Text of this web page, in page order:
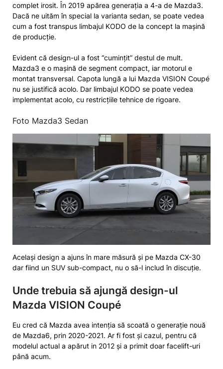
complet irosit. În 2019 apărea generația a 4-a de Mazda3.
Dacă ne uităm în special la varianta sedan, se poate vedea
cum a fost transpus limbajul KODO de la concept la mașină
de producție.
Evident că design-ul a fost “cumințit” destul de mult.
Mazda3 e o mașină de segment compact, iar motorul e
montat transversal. Capota lungă a lui Mazda VISION Coupé
nu se justifică acolo. Dar limbajul KODO se poate vedea
implementat acolo, cu restricțiile tehnice de rigoare.
Foto Mazda3 Sedan
Același design a ajuns în mare măsură și pe Mazda CX-30
dar fiind un SUV sub-compact, nu o să-l includ în discuție.
Unde trebuia să ajungă design-ul
Mazda VISION Coupé
Eu cred că Mazda avea intenția să scoată o generație nouă
de Mazda6, prin 2020-2021. Ar fi fost și cazul, pentru că
modelul actual a apărut in 2012 și a primit doar facelift-uri
până acum.